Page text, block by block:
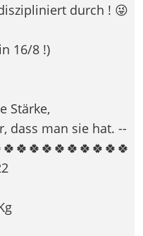
durch ! 😜
16/8 !)
Stärke,
dass man sie hat. --